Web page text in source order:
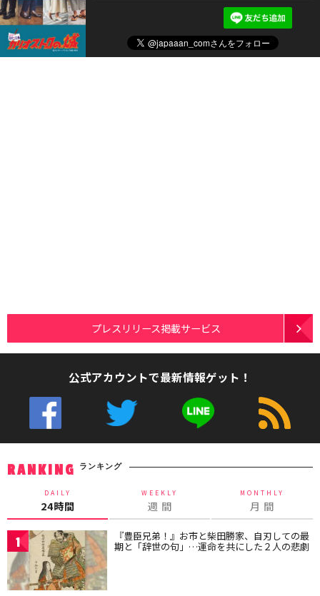
プレスリリース掲載サービス
公式アカウントで最新情報ゲット！
RANKING ランキング
DAILY
24時間
WEEKLY
週 間
MONTHLY
月 間
1 『豊臣兄弟！』お市と柴田勝家、自刃しての最
期と「辞世の句」…運命を共にした２人の悲劇